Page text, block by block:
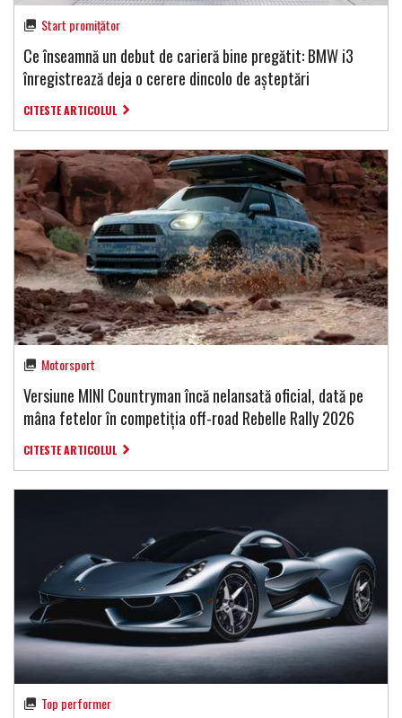
Start promițător
Ce înseamnă un debut de carieră bine pregătit: BMW i3
înregistrează deja o cerere dincolo de așteptări
CITESTE ARTICOLUL
Motorsport
Versiune MINI Countryman încă nelansată oficial, dată pe
mâna fetelor în competiția off-road Rebelle Rally 2026
CITESTE ARTICOLUL
Top performer